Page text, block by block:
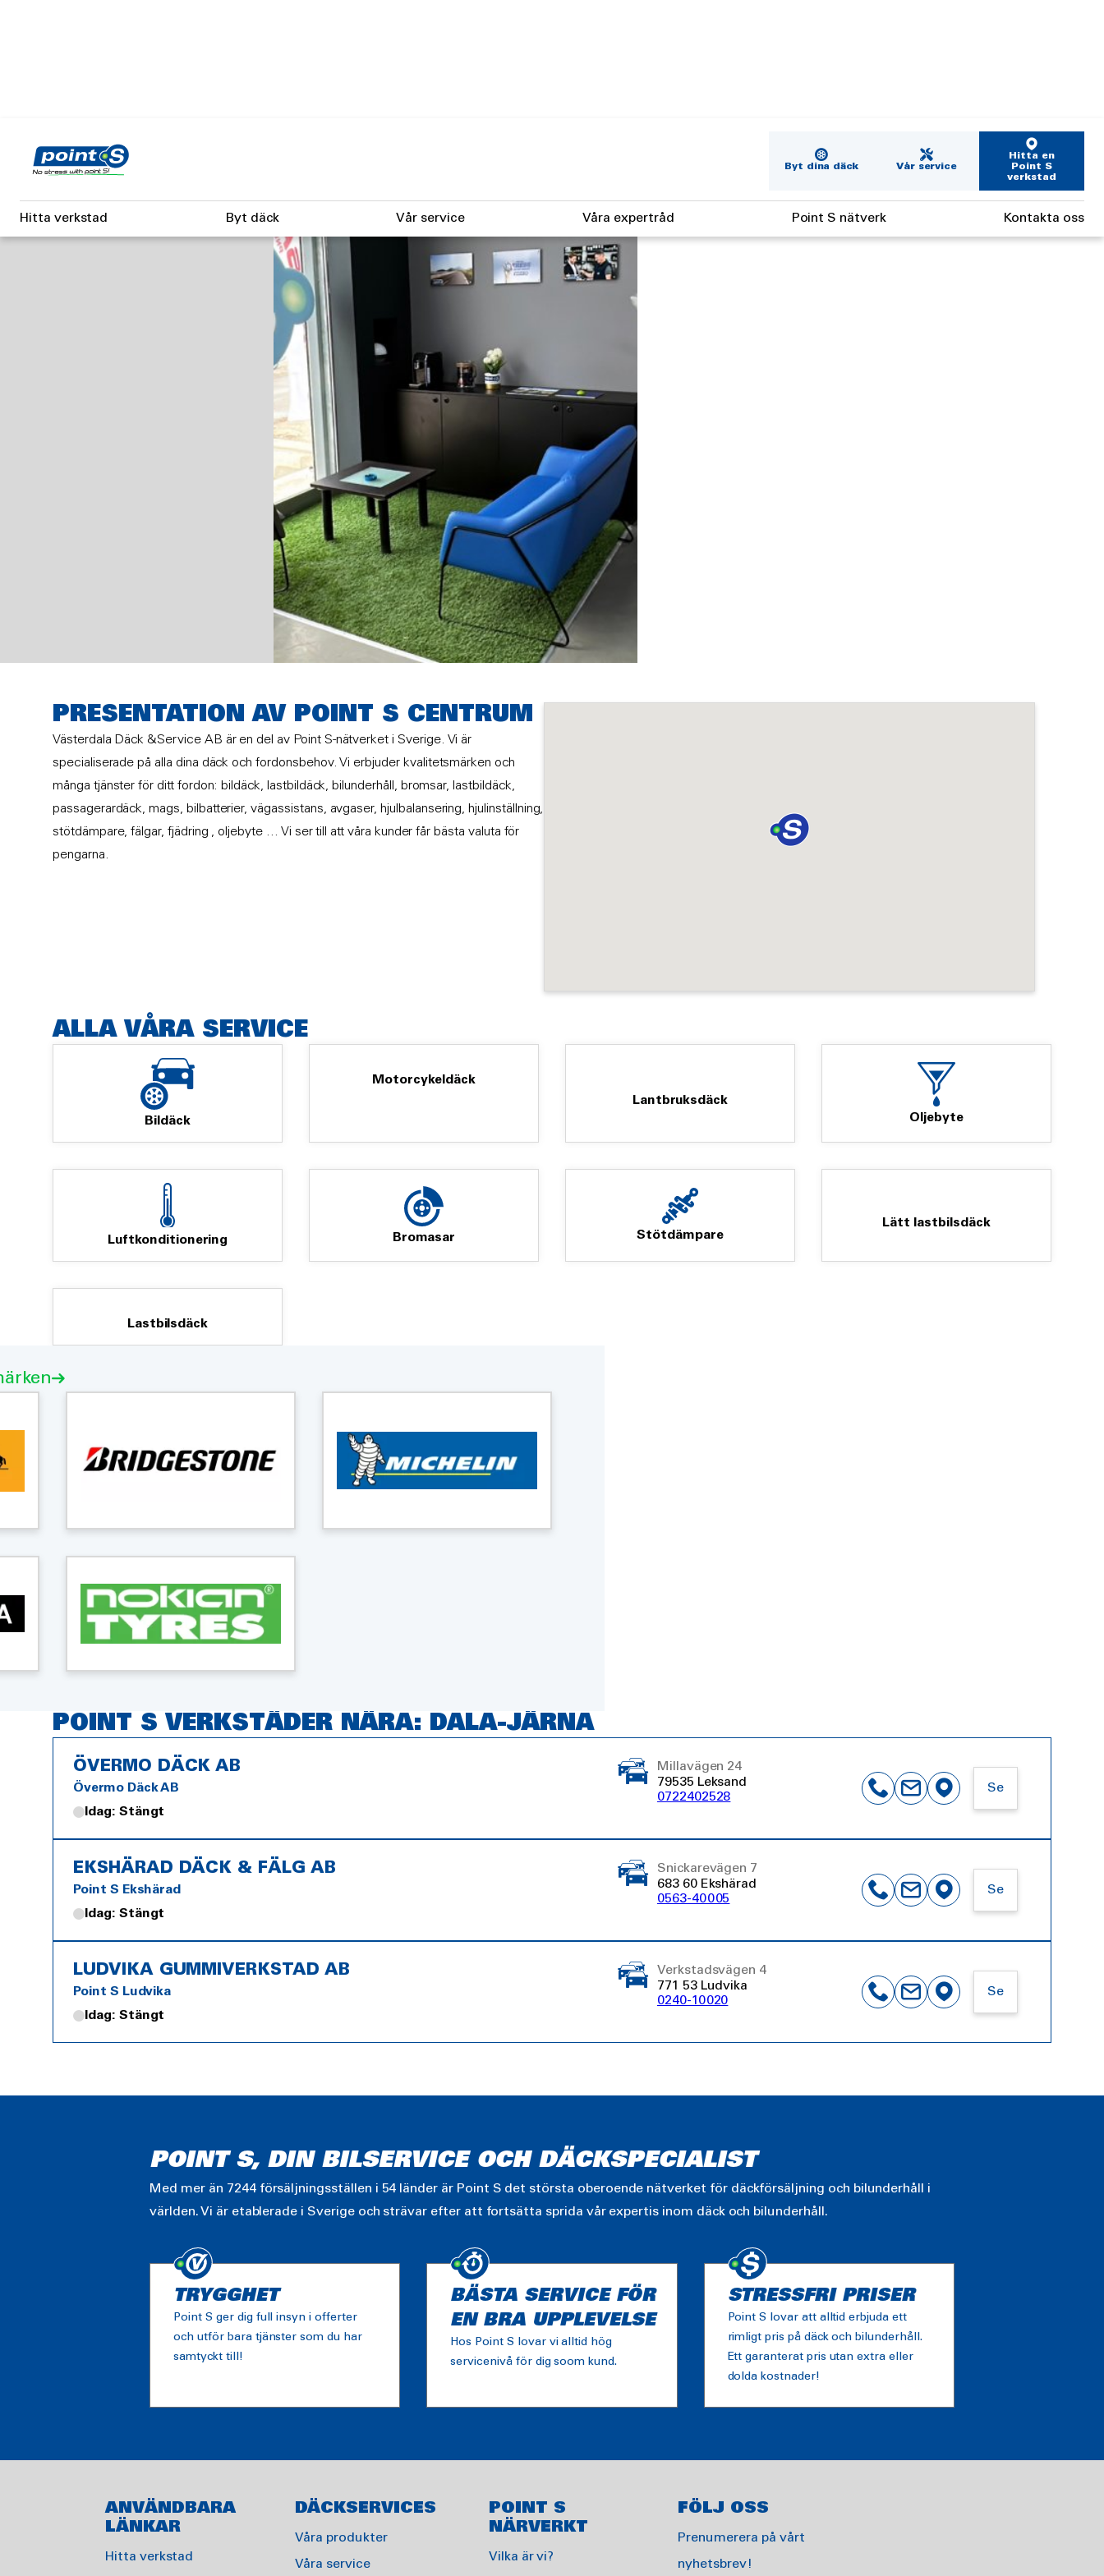
content
Byt dina däck Vår service
Hitta en
Point S
verkstad
Hitta verkstad Byt däck Vår service Våra expertråd Point S nätverk Kontakta oss
&
PRESENTATION AV POINT S CENTRUM
Västerdala Däck &Service AB är en del av Point S-nätverket i Sverige. Vi är
specialiserade på alla dina däck och fordonsbehov. Vi erbjuder kvalitetsmärken och
många tjänster för ditt fordon: bildäck, lastbildäck, bilunderhåll, bromsar, lastbildäck,
passagerardäck, mags, bilbatterier, vägassistans, avgaser, hjulbalansering, hjulinställning,
stötdämpare, fälgar, fjädring , oljebyte ... Vi ser till att våra kunder får bästa valuta för
pengarna.
ALLA VÅRA SERVICE
Bildäck
Motorcykeldäck
Lantbruksdäck
Oljebyte
Luftkonditionering Bromasar Stötdämpare
Lätt lastbilsdäck
Lastbilsdäck
POINT S VERKSTÄDER NÄRA: DALA-JÄRNA
ÖVERMO DÄCK AB
Övermo Däck AB
Idag: Stängt
Millavägen 24
79535 Leksand
0722402528
Se
EKSHÄRAD DÄCK & FÄLG AB
Point S Ekshärad
Idag: Stängt
Snickarevägen 7
683 60 Ekshärad
0563-40005
Se
LUDVIKA GUMMIVERKSTAD AB
Point S Ludvika
Idag: Stängt
Verkstadsvägen 4
771 53 Ludvika
0240-10020
Se
POINT S, DIN BILSERVICE OCH DÄCKSPECIALIST
Med mer än 7244 försäljningsställen i 54 länder är Point S det största oberoende nätverket för däckförsäljning och bilunderhåll i
världen. Vi är etablerade i Sverige och strävar efter att fortsätta sprida vår expertis inom däck och bilunderhåll.
TRYGGHET
Point S ger dig full insyn i offerter
och utför bara tjänster som du har
samtyckt till!
BÄSTA SERVICE FÖR
EN BRA UPPLEVELSE
Hos Point S lovar vi alltid hög
servicenivå för dig soom kund.
STRESSFRI PRISER
Point S lovar att alltid erbjuda ett
rimligt pris på däck och bilunderhåll.
Ett garanterat pris utan extra eller
dolda kostnader!
ANVÄNDBARA
LÄNKAR
Hitta verkstad
DÄCKSERVICES
Våra produkter
Våra service
POINT S
NÄRVERKT
Vilka är vi?
FÖLJ OSS
Prenumerera på vårt
nyhetsbrev!